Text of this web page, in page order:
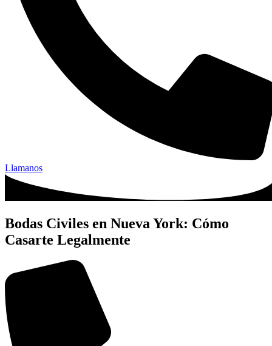
Llamanos
Bodas Civiles en Nueva York: Cómo
Casarte Legalmente